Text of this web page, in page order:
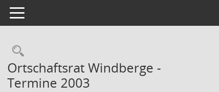
Toggle navigation
Rechercheauswahl
Ortschaftsrat Windberge -
Termine 2003